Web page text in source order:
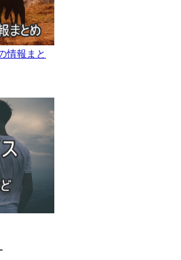
情報まと